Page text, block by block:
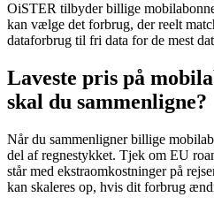
OiSTER tilbyder billige
kan vælge det forbrug, der reelt
dataforbrug til fri data for de mest
Laveste pris på
skal du sammenligne?
Når du sammenligner billige
del af regnestykket. Tjek om EU
står med ekstraomkostninger på
kan skaleres op, hvis dit forbrug